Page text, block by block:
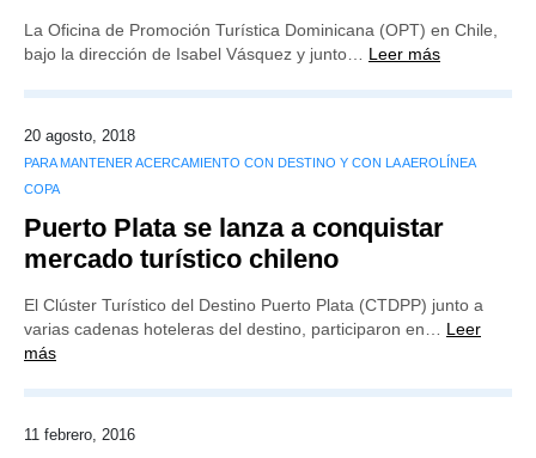
La Oficina de Promoción Turística Dominicana (OPT) en Chile,
bajo la dirección de Isabel Vásquez y junto… Leer más
20 agosto, 2018
PARA MANTENER ACERCAMIENTO CON DESTINO Y CON LA AEROLÍNEA
COPA
Puerto Plata se lanza a conquistar
mercado turístico chileno
El Clúster Turístico del Destino Puerto Plata (CTDPP) junto a
varias cadenas hoteleras del destino, participaron en… Leer
más
11 febrero, 2016